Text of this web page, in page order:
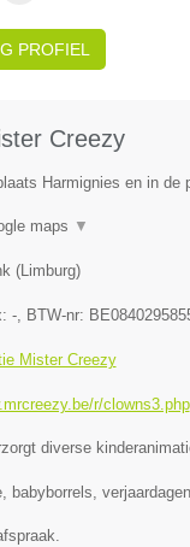
PROFIEL
Creezy
Harmignies en in de
maps ▼
(Limburg)
-, BTW-nr:
Mister Creezy
r/clowns3.php
diverse
babyborrels,